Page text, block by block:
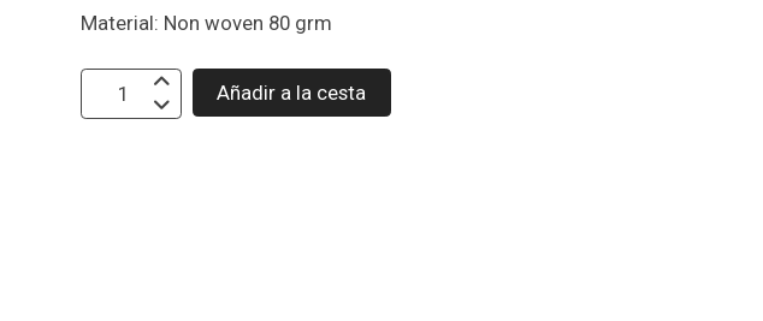
Material: Non woven 80 grm
Añadir a la cesta